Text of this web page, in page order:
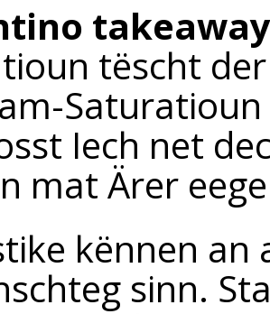
tëscht
Iech net
mat Ärer
kënnen
sinn.